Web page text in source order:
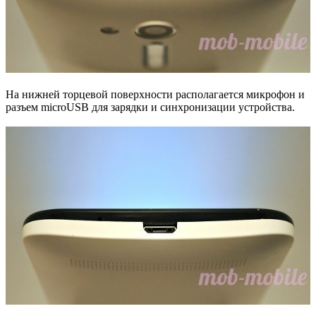
На нижней торцевой поверхности располагается микрофон и
разъем microUSB для зарядки и синхронизации устройства.